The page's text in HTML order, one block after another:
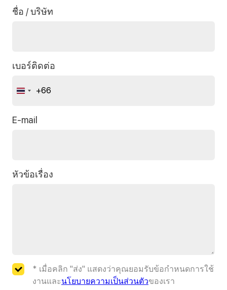
ชื่อ / บริษัท
เบอร์ติดต่อ
Thailand
+66
E-mail
หัวข้อเรื่อง
* เมื่อคลิก "ส่ง" แสดงว่าคุณยอมรับข้อกำหนดการใช้
งานและนโยบายความเป็นส่วนตัวของเรา